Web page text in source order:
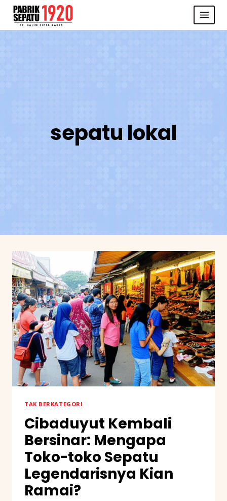
Skip
sepatu lokal
TAK BERKATEGORI
Cibaduyut Kembali
Bersinar: Mengapa
Toko-toko Sepatu
Legendarisnya Kian
Ramai?